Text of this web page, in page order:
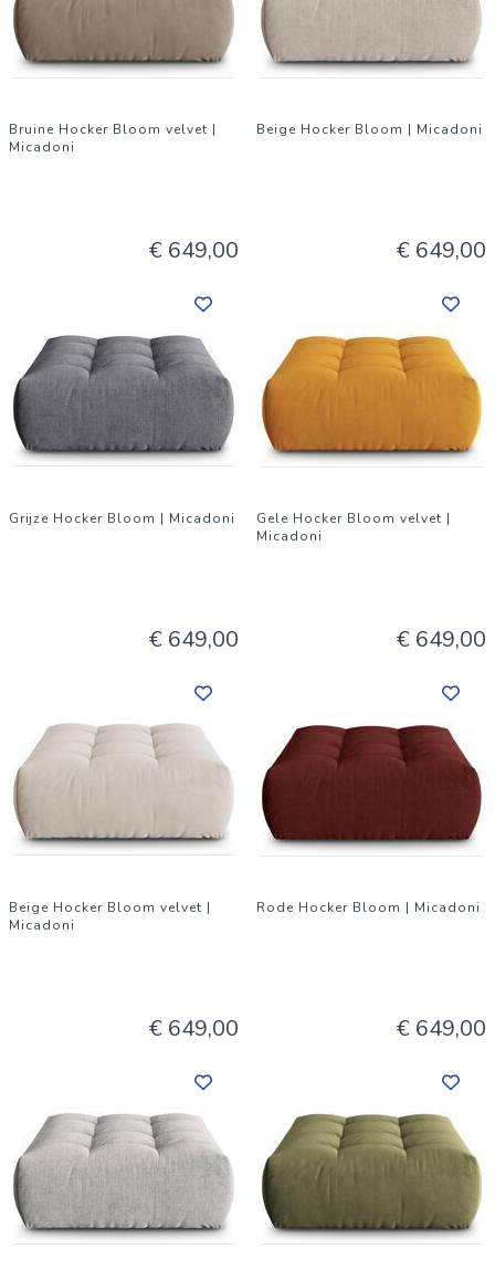
Bruine Hocker Bloom velvet |
Micadoni
€ 649,00
Beige Hocker Bloom | Micadoni
€ 649,00
Grijze Hocker Bloom | Micadoni
€ 649,00
Gele Hocker Bloom velvet |
Micadoni
€ 649,00
Beige Hocker Bloom velvet |
Micadoni
€ 649,00
Rode Hocker Bloom | Micadoni
€ 649,00